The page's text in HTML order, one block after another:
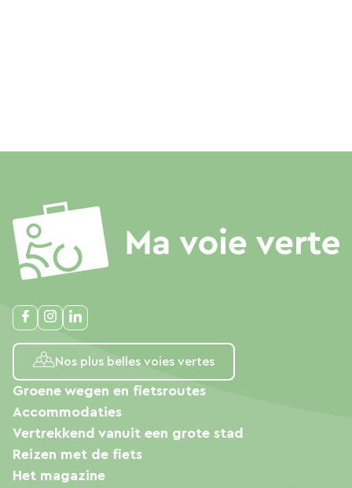
Nos plus belles voies vertes
Groene wegen en fietsroutes
Accommodaties
Vertrekkend vanuit een grote stad
Reizen met de fiets
Het magazine